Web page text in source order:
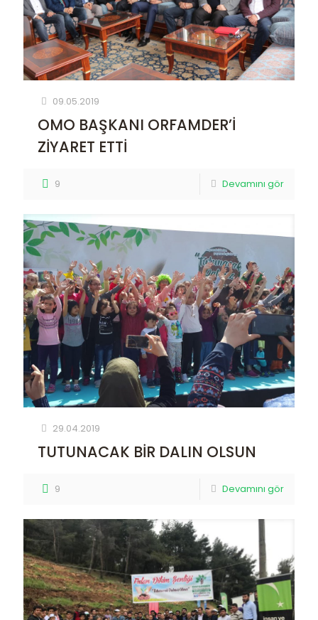
09.05.2019
OMO BAŞKANI ORFAMDER’İ
ZİYARET ETTİ
9 Devamını gör
29.04.2019
TUTUNACAK BİR DALIN OLSUN
9 Devamını gör